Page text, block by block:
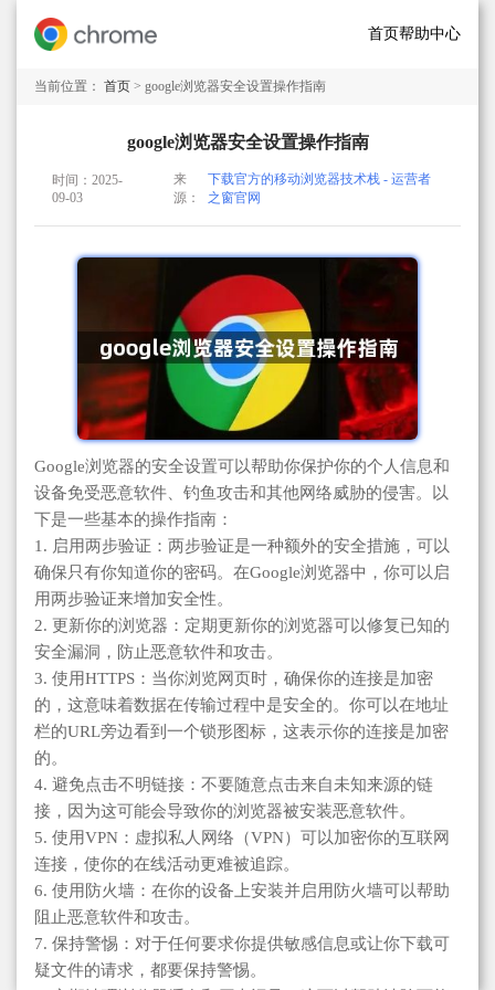
首页帮助中心
当前位置： 首页 > google浏览器安全设置操作指南
google浏览器安全设置操作指南
时间：2025-
09-03
来
源：
下载官方的移动浏览器技术栈 - 运营者
之窗官网
Google浏览器的安全设置可以帮助你保护你的个人信息和
设备免受恶意软件、钓鱼攻击和其他网络威胁的侵害。以
下是一些基本的操作指南：
1. 启用两步验证：两步验证是一种额外的安全措施，可以
确保只有你知道你的密码。在Google浏览器中，你可以启
用两步验证来增加安全性。
2. 更新你的浏览器：定期更新你的浏览器可以修复已知的
安全漏洞，防止恶意软件和攻击。
3. 使用HTTPS：当你浏览网页时，确保你的连接是加密
的，这意味着数据在传输过程中是安全的。你可以在地址
栏的URL旁边看到一个锁形图标，这表示你的连接是加密
的。
4. 避免点击不明链接：不要随意点击来自未知来源的链
接，因为这可能会导致你的浏览器被安装恶意软件。
5. 使用VPN：虚拟私人网络（VPN）可以加密你的互联网
连接，使你的在线活动更难被追踪。
6. 使用防火墙：在你的设备上安装并启用防火墙可以帮助
阻止恶意软件和攻击。
7. 保持警惕：对于任何要求你提供敏感信息或让你下载可
疑文件的请求，都要保持警惕。